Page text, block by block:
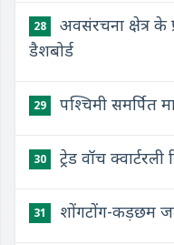
28
अवसंरचना क्षेत्र के
डैशबोर्ड
29 पश्चिमी समर्पित
30 ट्रेड वॉच क्वार्टरली
31 शोंगटोंग-कड़छम